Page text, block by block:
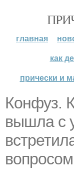
главная
как
прически и
Конфуз.
вышла с